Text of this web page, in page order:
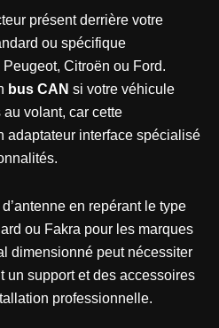
présent derrière votre
ou spécifique
Citroën ou Ford.
bus CAN si votre véhicule
volant, car cette
adaptateur interface spécialisé
en repérant le type
ou Fakra pour les marques
dimensionné peut nécessiter
un support et des accessoires
professionnelle.